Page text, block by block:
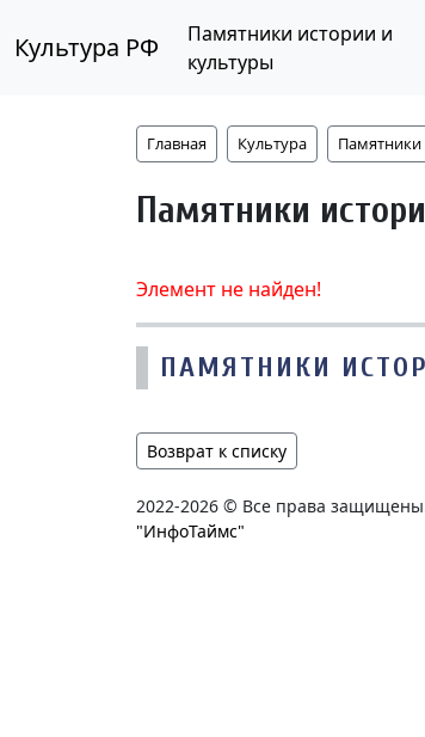
Культура РФ
Памятники истории и
культуры
Главная Культура Памятники
Памятники
Элемент не найден!
ПАМЯТНИКИ
Возврат к списку
2022-2026 © Все права
"ИнфоТаймс"